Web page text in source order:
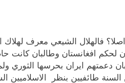
فالهلال الشيعي معرف لهلاك
افغانستان وطالبان كانت
ايران بحرسها الثوري
طائفيين بنظر الاسلاميين